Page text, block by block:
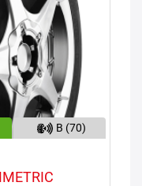
B (70)